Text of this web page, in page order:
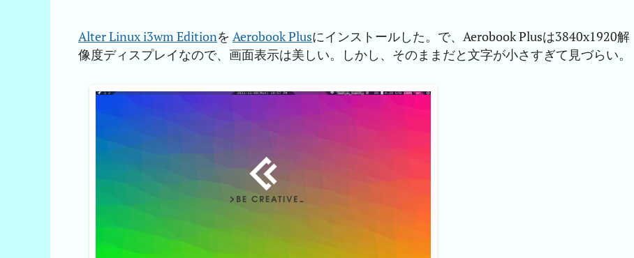
Alter Linux i3wm Editionを Aerobook Plusにインストールした。で、Aerobook Plusは3840x1920解
像度ディスプレイなので、画面表示は美しい。しかし、そのままだと文字が小さすぎて見づらい。